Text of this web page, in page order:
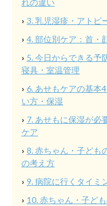
3. 乳児湿疹・アトピ
4. 部位別ケア：首・
5. 今日からできる予
寝具・室温管理
6. あせもケアの基本
い方・保湿
7. あせもに保湿が必
ケア
8. 赤ちゃん・子ども
の考え方
9. 病院に行くタイミ
10. 赤ちゃん・子ど